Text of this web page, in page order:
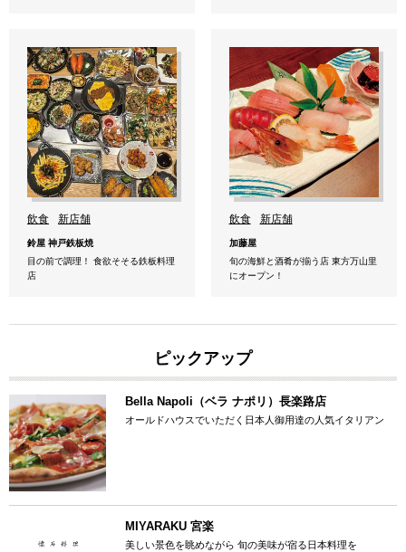
飲食 新店舗
鈴屋 神戸鉄板焼
目の前で調理！ 食欲そそる鉄板料理
店
飲食 新店舗
加藤屋
旬の海鮮と酒肴が揃う店 東方万山里
にオープン！
ピックアップ
Bella Napoli（ベラ ナポリ）長楽路店
オールドハウスでいただく日本人御用達の人気イタリアン
MIYARAKU 宮楽
美しい景色を眺めながら 旬の美味が宿る日本料理を